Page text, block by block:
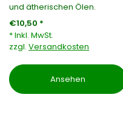
und ätherischen Ölen.
€10,50 *
* Inkl. MwSt.
zzgl. Versandkosten
Ansehen